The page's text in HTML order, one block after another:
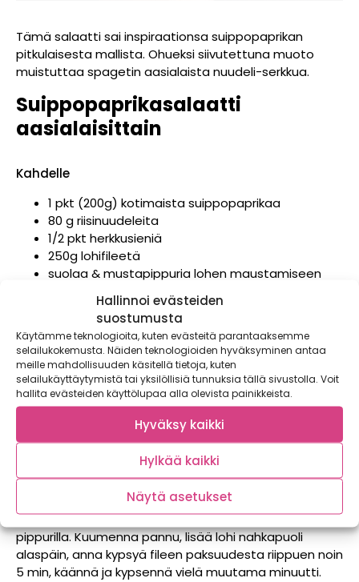
Hallinnoi evästeiden
suostumusta
Käytämme teknologioita, kuten evästeitä parantaaksemme
selailukokemusta. Näiden teknologioiden hyväksyminen antaa
meille mahdollisuuden käsitellä tietoja, kuten
selailukäyttäytymistä tai yksilöllisiä tunnuksia tällä sivustolla. Voit
hallita evästeiden käyttölupaa alla olevista painikkeista.
Hyväksy kaikki
Hylkää kaikki
Näytä asetukset
Tämä salaatti sai inspiraationsa suippopaprikan
pitkulaisesta mallista. Ohueksi siivutettuna muoto
muistuttaa spagetin aasialaista nuudeli-serkkua.
Suippopaprikasalaatti
aasialaisittain
Kahdelle
1 pkt (200g) kotimaista suippopaprikaa
80 g riisinuudeleita
1/2 pkt herkkusieniä
250g lohifileetä
suolaa & mustapippuria lohen maustamiseen
2 rkl soijakastiketta
1 limen mehu
1 tl hunajaa tai sokeria
Kiehauta vesi, lisää riisinuudelit, sammuta levy ja anna
nuudeleiden turvota kypsäksi. Valuta ja huuhtele
Siivuta suippopaprika pituussuunnassa juustohöylällä
tai mandoliinilla ohuiksi siivuiksi. Pilko herkkusienet
Mausta lohifilee kummaltakin puolelta suolalla ja
pippurilla. Kuumenna pannu, lisää lohi nahkapuoli
alaspäin, anna kypsyä fileen paksuudesta riippuen noin
5 min, käännä ja kypsennä vielä muutama minuutti.